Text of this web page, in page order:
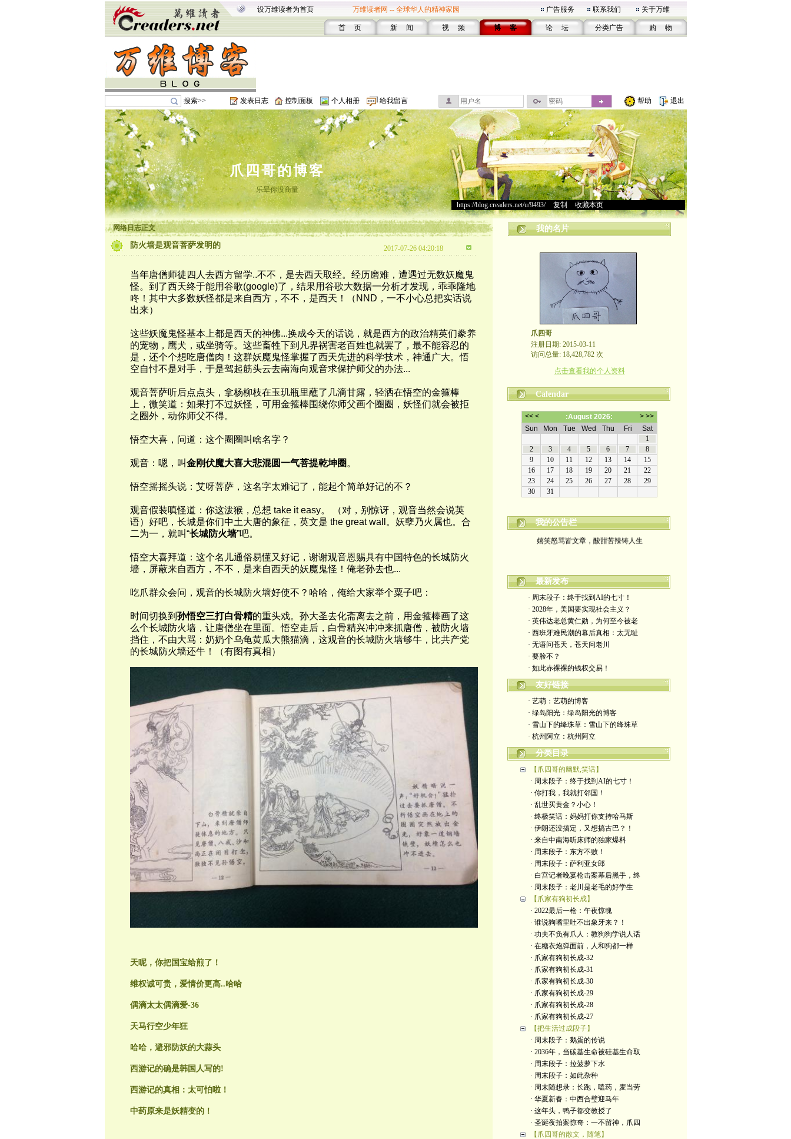
设万维读者为首页 万维读者网 -- 全球华人的精神家园 广告服务 联系我们 关于万维
首 页 新 闻 视 频 博 客 论 坛 分类广告 购 物
搜索>> 发表日志 控制面板 个人相册 给我留言 帮助 退出
爪四哥的博客
乐晕你没商量
https://blog.creaders.net/u/9493/> 复制 收藏本页
网络日志正文
防火墙是观音菩萨发明的 2017-07-26 04:20:18
当年唐僧师徒四人去西方留学..不不，是去西天取经。经历磨难，遭遇过无数妖魔鬼
怪。到了西天终于能用谷歌(google)了，结果用谷歌大数据一分析才发现，乖乖隆地
咚！其中大多数妖怪都是来自西方，不不，是西天！（ NND ，一不小心总把实话说
出来）
这些妖魔鬼怪基本上都是西天的神佛...换成今天的话说，就是西方的政治精英们豢养
的宠物，鹰犬，或坐骑等。这些畜牲下到凡界祸害老百姓也就罢了，最不能容忍的
是，还个个想吃唐僧肉！这群妖魔鬼怪掌握了西天先进的科学技术，神通广大。悟
空自忖不是对手，于是驾起筋头云去南海向观音求保护师父的办法...
观音菩萨听后点点头，拿杨柳枝在玉玑瓶里蘸了几滴甘露，轻洒在悟空的金箍棒
上，微笑道：如果打不过妖怪，可用金箍棒围绕你师父画个圈圈，妖怪们就会被拒
之圈外，动你师父不得。
悟空大喜， 问道：这个圈圈叫啥名字？
观音：嗯，叫金刚伏魔大喜大悲混圆一气菩提乾坤圈 。
悟空摇摇头说：艾呀菩萨，这名字太难记了，能起个简单好记的不？
观音假装嗔怪道：你这泼猴，总想 take it easy。 （对，别惊讶，观音当然会说英
语）好吧，长城是你们中土大唐的象征，英文是 the great wall
。妖孽乃火属也。合
二为一， 就叫“长城防火墙”吧。
悟空大喜拜道： 这个名儿通俗易懂又好记，谢谢观音恩赐具有中国特色的长城防火
墙，屏蔽来自西方，不不，是来自西天的妖魔鬼怪！俺老孙去也...
吃爪群众会问，观音的长城防火墙好使不？哈哈，俺给大家举个粟子吧：
时间切换到 孙悟空三打白骨精的重头戏。孙大圣去化斋离去之前，用金箍棒画了这
么个长城防火墙，让唐僧坐在里面。悟空走后，白骨精兴冲冲来抓唐僧，被防火墙
挡住，不由大骂：奶奶个乌龟黄瓜大熊猫滴，这观音的长城防火墙够牛，比共产党
的长城防火墙还牛！（有图有真相）
天呢，你把国宝给煎了！
维权诚可贵，爱情价更高..哈哈
偶滴太太偶滴爱-36
天马行空少年狂
哈哈，避邪防妖的大蒜头
西游记的确是韩国人写的!
西游记的真相：太可怕啦！
中药原来是妖精变的！
我的名片
爪四哥
注册日期: 2015-03-11
访问总量: 18,428,782 次
点击查看我的个人资料
Calendar
我的公告栏
最新发布
· 周末段子：终于找到AI的七寸！
· 2028年，美国要实现社会主义？
· 英伟达老总黄仁勋，为何至今被老
· 西班牙难民潮的幕后真相：太无耻
· 无语问苍天，苍天问老川
· 要脸不？
· 如此赤裸裸的钱权交易！
友好链接
· 艺萌：艺萌的博客
· 绿岛阳光：绿岛阳光的博客
· 雪山下的绛珠草：雪山下的绛珠草
· 杭州阿立：杭州阿立
分类目录
【爪四哥的幽默,笑话】
· 周末段子：终于找到AI的七寸！
· 你打我，我就打邻国！
· 乱世买黄金？小心！
· 终极笑话：妈妈打你支持哈马斯
· 伊朗还没搞定，又想搞古巴？！
· 来自中南海听床师的独家爆料
· 周末段子：东方不败！
· 周末段子：萨利亚女郎
· 白宫记者晚宴枪击案幕后黑手，终
· 周末段子：老川是老毛的好学生
【爪家有狗初长成】
· 2022最后一枪：午夜惊魂
· 谁说狗嘴里吐不出象牙来？！
· 功夫不负有爪人：教狗狗学说人话
· 在糖衣炮弹面前，人和狗都一样
· 爪家有狗初长成-32
· 爪家有狗初长成-31
· 爪家有狗初长成-30
· 爪家有狗初长成-29
· 爪家有狗初长成-28
· 爪家有狗初长成-27
【把生活过成段子】
· 周末段子：鹅蛋的传说
· 2036年，当碳基生命被硅基生命取
· 周末段子：拉菠萝下水
· 周末段子：如此杂种
· 周末随想录：长跑，嗑药，麦当劳
· 华夏新春：中西合璧迎马年
· 这年头，鸭子都变教授了
· 圣诞夜拍案惊奇：一不留神，爪四
【爪四哥的散文，随笔】